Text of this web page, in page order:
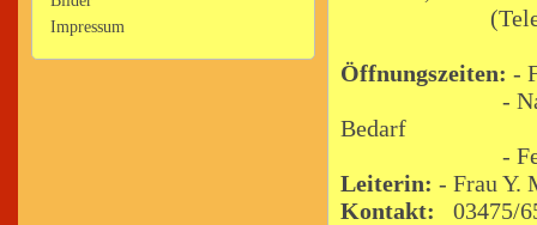
Impressum
(Telefon
Öffnungszeiten: -
-
Bedarf
-
Leiterin: - Frau Y.
Kontakt:
03475/